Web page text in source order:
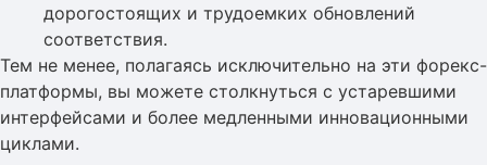
дорогостоящих и трудоемких обновлений
соответствия.
Тем не менее, полагаясь исключительно на эти форекс-
платформы, вы можете столкнуться с устаревшими
интерфейсами и более медленными инновационными
циклами.